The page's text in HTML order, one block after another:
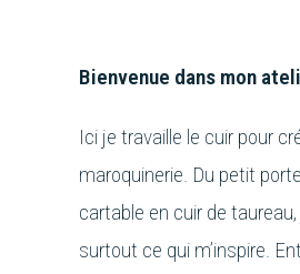
Bienvenue dans mon
Ici je travaille le cuir pour
maroquinerie. Du petit
cartable en cuir de
surtout ce qui m’inspire.